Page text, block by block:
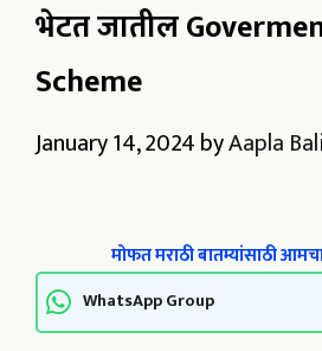
भेटत जातील
Scheme
January 14, 2024byAapla
मोफत मराठी बातम्यांसाठी
WhatsApp Group